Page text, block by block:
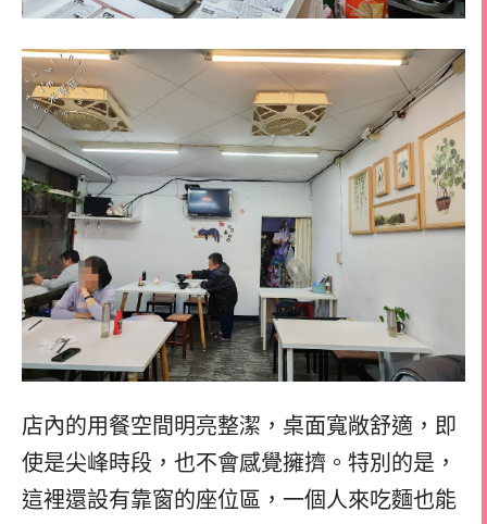
店內的用餐空間明亮整潔，桌面寬敞舒適，即
使是尖峰時段，也不會感覺擁擠。特別的是，
這裡還設有靠窗的座位區，一個人來吃麵也能